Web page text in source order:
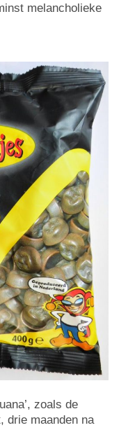
melancholieke
zoals de
drie maanden na